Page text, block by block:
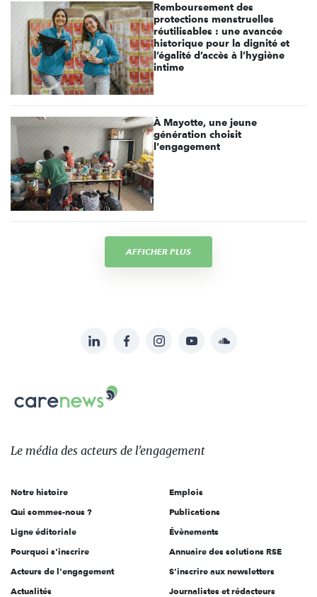
Remboursement des
protections menstruelles
réutilisables : une avancée
historique pour la dignité et
l’égalité d’accès à l’hygiène
intime
À Mayotte, une jeune
génération choisit
l'engagement
AFFICHER PLUS
sur:
LinkedInFacebookInstagramYouTubeSoundcloud
Carenews,
Le
des
l'engagement
Le média des acteurs de l'engagement
Notre histoire
Qui sommes-nous ?
Ligne éditoriale
Pourquoi s'inscrire
Acteurs de l'engagement
Actualités
Emplois
Publications
Évènements
Annuaire des solutions RSE
S'inscrire aux newsletters
Journalistes et rédacteurs